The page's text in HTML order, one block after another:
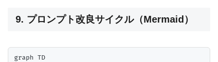
9. プロンプト改良サイクル（Mermaid）
graph TD